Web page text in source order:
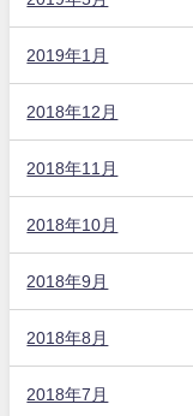
2019年1月
2018年12月
2018年11月
2018年10月
2018年9月
2018年8月
2018年7月